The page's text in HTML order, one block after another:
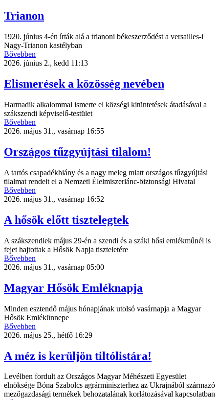
Trianon
1920. június 4-én írták alá a trianoni békeszerződést a versailles-i
Nagy-Trianon kastélyban
Bővebben
2026. június 2., kedd 11:13
Elismerések a közösség nevében
Harmadik alkalommal ismerte el községi kitüntetések átadásával a
szákszendi képviselő-testület
Bővebben
2026. május 31., vasárnap 16:55
Országos tűzgyújtási tilalom!
A tartós csapadékhiány és a nagy meleg miatt országos tűzgyújtási
tilalmat rendelt el a Nemzeti Élelmiszerlánc-biztonsági Hivatal
Bővebben
2026. május 31., vasárnap 16:52
A hősök előtt tisztelegtek
A szákszendiek május 29-én a szendi és a száki hősi emlékműnél is
fejet hajtottak a Hősök Napja tiszteletére
Bővebben
2026. május 31., vasárnap 05:00
Magyar Hősök Emléknapja
Minden esztendő május hónapjának utolsó vasárnapja a Magyar
Hősök Emlékünnepe
Bővebben
2026. május 25., hétfő 16:29
A méz is kerüljön tiltólistára!
Levélben fordult az Országos Magyar Méhészeti Egyesület
elnöksége Bóna Szabolcs agrárminiszterhez az Ukrajnából származó
mezőgazdasági termékek behozatalának korlátozásával kapcsolatban